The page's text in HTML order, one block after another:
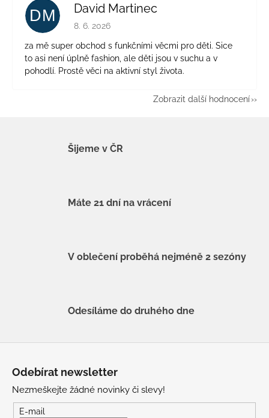
DM David Martinec
Hodnocení obchodu je 5 z 5 hvězdiček.
8. 6. 2026
za mě super obchod s funkčními věcmi pro děti. Sice
to asi není úplně fashion, ale děti jsou v suchu a v
pohodlí. Prostě věci na aktivní styl života.
Zobrazit další hodnocení
Šijeme v ČR
Máte 21 dní na vrácení
V oblečení proběhá nejméně 2 sezóny
Odesíláme do druhého dne
Odebírat newsletter
Nezmeškejte žádné novinky či slevy!
E-mail